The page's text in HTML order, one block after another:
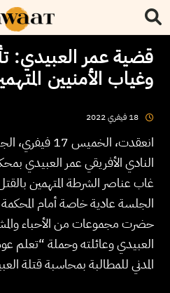
قضية عمر العبيدي:
وغياب الأمنيين
18 فيفري2022
انعقدت،
النادي الأفريقي عمر العبيدي
غاب عناصر الشرطة المتهمين
الجلسة عادية خاصة أمام
حضرت مجموعات من الأحباء
العبيدي وعائلته وحملة “تعلم
المدني للمطالبة بمحاسبة قتلة